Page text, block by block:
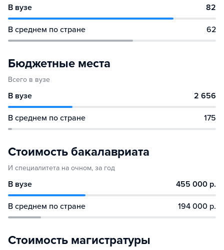
В вузе 82
В среднем по стране 62
Бюджетные места
Всего в вузе
В вузе 2 656
В среднем по стране 175
Стоимость бакалавриата
И специалитета на очном, за год
В вузе 455 000 р.
В среднем по стране 194 000 р.
Стоимость магистратуры